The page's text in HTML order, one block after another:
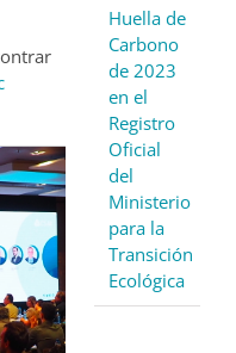
Huella de
Carbono
de 2023
en el
Registro
Oficial
del
Ministerio
para la
Transición
Ecológica